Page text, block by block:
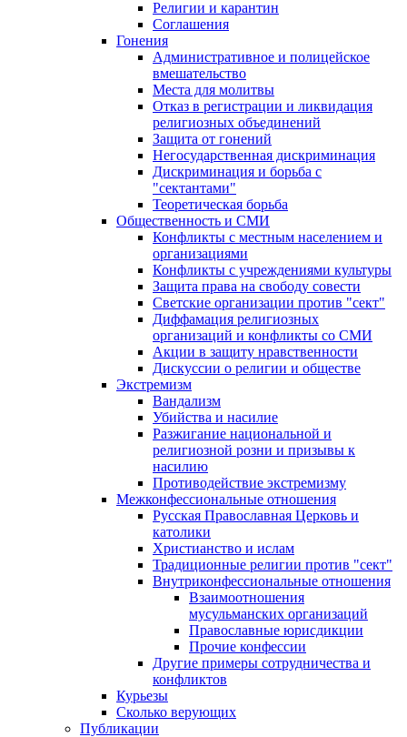
Религии и карантин
Соглашения
Гонения
Административное и полицейское
вмешательство
Места для молитвы
Отказ в регистрации и ликвидация
религиозных объединений
Защита от гонений
Негосударственная дискриминация
Дискриминация и борьба с
"сектантами"
Теоретическая борьба
Общественность и СМИ
Конфликты с местным населением и
организациями
Конфликты с учреждениями культуры
Защита права на свободу совести
Светские организации против "сект"
Диффамация религиозных
организаций и конфликты со СМИ
Акции в защиту нравственности
Дискуссии о религии и обществе
Экстремизм
Вандализм
Убийства и насилие
Разжигание национальной и
религиозной розни и призывы к
насилию
Противодействие экстремизму
Межконфессиональные отношения
Русская Православная Церковь и
католики
Христианство и ислам
Традиционные религии против "сект"
Внутриконфессиональные отношения
Взаимоотношения
мусульманских организаций
Православные юрисдикции
Прочие конфессии
Другие примеры сотрудничества и
конфликтов
Курьезы
Сколько верующих
Публикации